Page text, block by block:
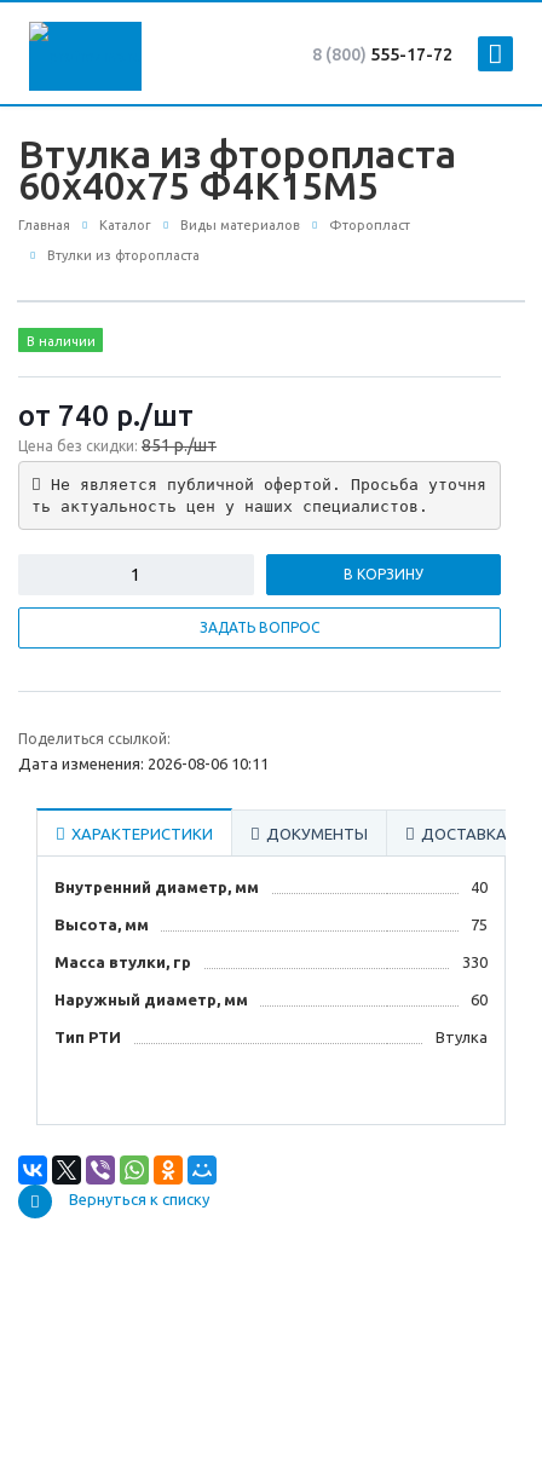
8 (800) 555-17-72
Втулка из фторопласта
60x40x75 Ф4К15М5
Главная Каталог Виды материалов Фторопласт
Втулки из фторопласта
В наличии
от 740 р./шт
Цена без скидки: 851 р./шт
Не является публичной офертой. Просьба уточня
ть актуальность цен у наших специалистов.
В КОРЗИНУ
ЗАДАТЬ ВОПРОС
Поделиться ссылкой:
Дата изменения: 2026-08-06 10:11
ХАРАКТЕРИСТИКИ ДОКУМЕНТЫ ДОСТАВКА
Внутренний диаметр, мм 40
Высота, мм 75
Масса втулки, гр 330
Наружный диаметр, мм 60
Тип РТИ Втулка
Вернуться к списку